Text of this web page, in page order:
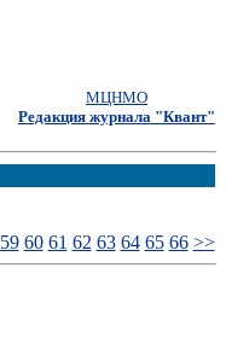
МЦНМО
Редакция журнала "Квант"
59 60 61 62 63 64 65 66 >>